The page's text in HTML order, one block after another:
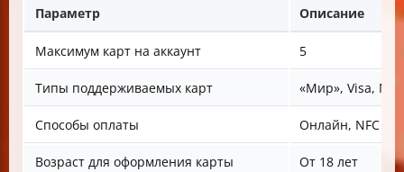
Параметр Описание
Максимум карт на аккаунт 5
Типы поддерживаемых карт «Мир», Visa,
Способы оплаты Онлайн, NFC
Возраст для оформления карты От 18 лет